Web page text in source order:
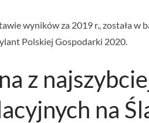
wyników za 2019 r., została
Polskiej Gospodarki 2020.
z
na